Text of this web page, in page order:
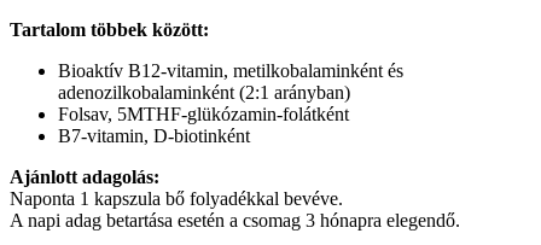
Tartalom többek között:
Bioaktív B12-vitamin, metilkobalaminként és
adenozilkobalaminként (2:1 arányban)
Folsav, 5MTHF-glükózamin-folátként
B7-vitamin, D-biotinként
Ajánlott adagolás:
Naponta 1 kapszula bő folyadékkal bevéve.
A napi adag betartása esetén a csomag 3 hónapra elegendő.